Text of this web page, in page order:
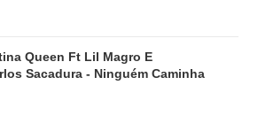
Queen Ft Lil Magro E
Sacadura - Ninguém Caminha